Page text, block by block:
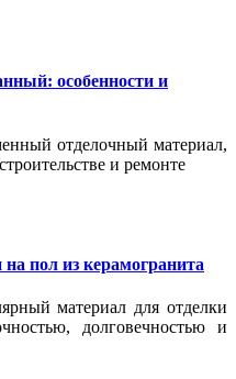
особенности и
отделочный материал,
и ремонте
пол из керамогранита
материал для отделки
долговечностью и